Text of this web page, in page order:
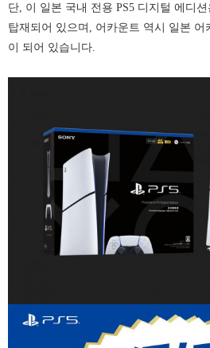
단, 이 일본 국내 전용 PS5 디지털 에디
탑재되어 있으며, 어카운트 역시 일본
이 되어 있습니다.